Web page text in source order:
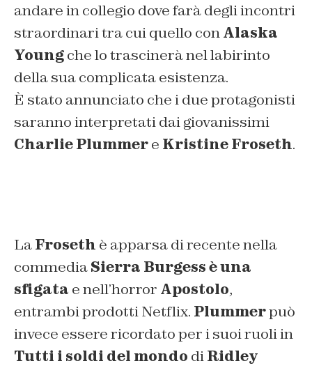
andare in collegio dove farà degli incontri
straordinari tra cui quello conAlaska
Youngche lo trascinerà nel labirinto
della sua complicata esistenza.
È stato annunciato che i due protagonisti
saranno interpretati dai giovanissimi
Charlie Plummere Kristine Froseth.
LaFroseth è apparsa di recente nella
commediaSierra Burgess è una
sfigata e nell’horror Apostolo,
entrambi prodotti Netflix. Plummerpuò
invece essere ricordato per i suoi ruoli in
Tutti i soldi del mondo diRidley